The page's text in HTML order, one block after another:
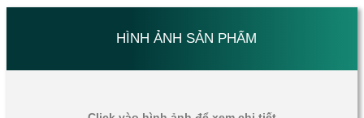
HÌNH ẢNH SẢN PHẨM